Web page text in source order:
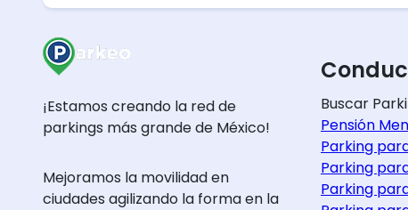
¡Estamos creando la red de
parkings más grande de México!
Mejoramos la movilidad en
ciudades agilizando la forma en la
Buscar
Pensión
Parking
Parking
Parking